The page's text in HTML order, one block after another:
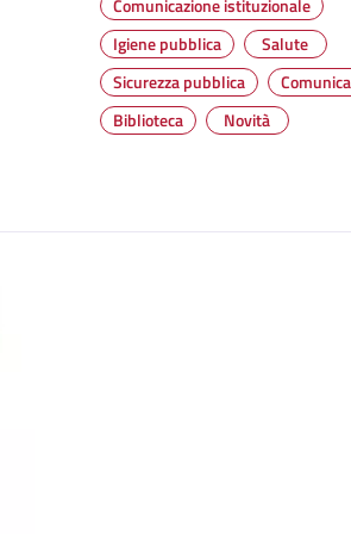
Comunicazione istituzionale
Igiene pubblica
Salute
Sicurezza pubblica
Biblioteca
Novità